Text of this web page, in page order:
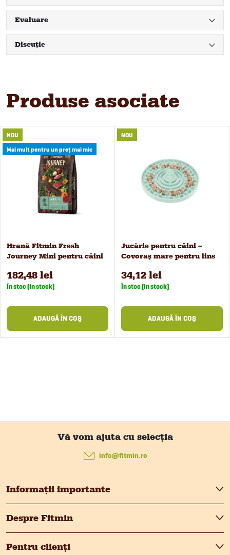
Evaluare
Discuţie
Produse asociate
NOU
Mai mult pentru un preț mai mic
Hrană Fitmin Fresh
Journey Mini pentru câini
182,48 lei
În stoc (In stock)
ADAUGĂ ÎN COŞ
NOU
Jucărie pentru câini –
Covoraș mare pentru lins
34,12 lei
În stoc (In stock)
ADAUGĂ ÎN COŞ
b
s
o
Informații importante
Despre Fitmin
Pentru clienți
info@fitmin.ro